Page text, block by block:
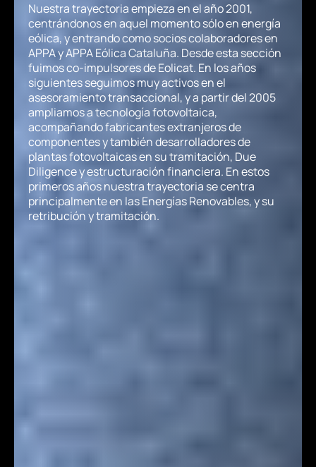
Nuestra trayectoria empieza en el año 2001,
centrándonos en aquel momento sólo en energía
eólica, y entrando como socios colaboradores en
APPA y APPA Eólica Cataluña. Desde esta sección
fuimos co-impulsores de Eolicat. En los años
siguientes seguimos muy activos en el
asesoramiento transaccional, y a partir del 2005
ampliamos a tecnología fotovoltaica,
acompañando fabricantes extranjeros de
componentes y también desarrolladores de
plantas fotovoltaicas en su tramitación, Due
Diligence y estructuración financiera. En estos
primeros años nuestra trayectoria se centra
principalmente en las Energías Renovables, y su
retribución y tramitación.